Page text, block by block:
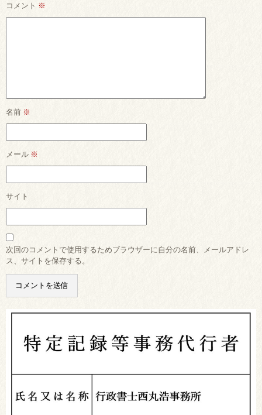
コメント ※
名前 ※
メール ※
サイト
次回のコメントで使用するためブラウザーに自分の名前、メールアドレ
ス、サイトを保存する。